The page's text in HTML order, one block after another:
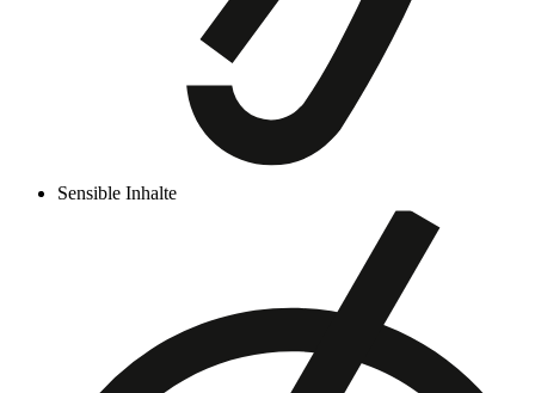
Sensible Inhalte